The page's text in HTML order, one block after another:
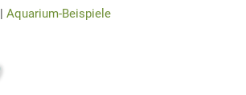
| Aquarium-Beispiele